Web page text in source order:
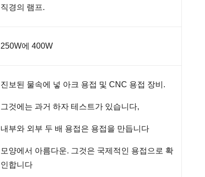
직경의 램프.
250W에 400W
진보된 물속에 넣 아크 용접 및 CNC 용접 장비.
그것에는 과거 하자 테스트가 있습니다,
내부와 외부 두 배 용접은 용접을 만듭니다
모양에서 아름다운. 그것은 국제적인 용접으로 확
인합니다